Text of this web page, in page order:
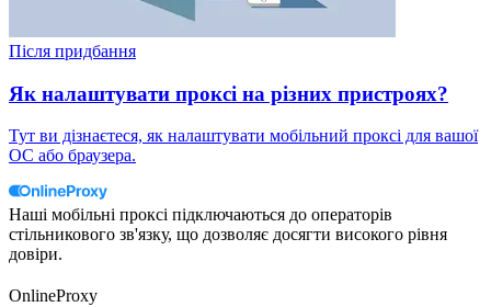
Після придбання
Як налаштувати проксі на різних пристроях?
Тут ви дізнаєтеся, як налаштувати мобільний проксі для вашої
ОС або браузера.
Наші мобільні проксі підключаються до операторів
стільникового зв'язку, що дозволяє досягти високого рівня
довіри.
OnlineProxy